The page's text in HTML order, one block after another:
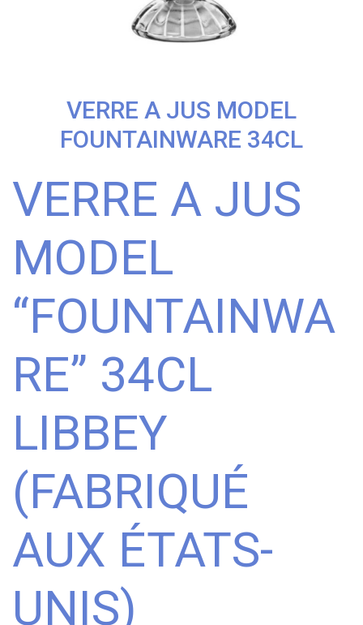
VERRE A JUS MODEL
FOUNTAINWARE 34CL
VERRE A JUS
MODEL
“FOUNTAINWA
RE” 34CL
LIBBEY
(FABRIQUÉ
AUX ÉTATS-
UNIS)